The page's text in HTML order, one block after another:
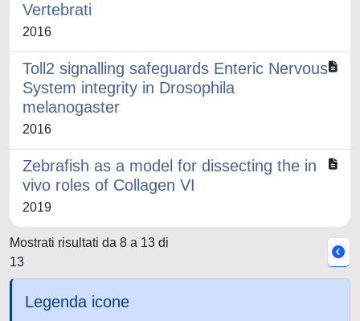
Vertebrati
2016
Toll2 signalling safeguards Enteric Nervous
System integrity in Drosophila
melanogaster
2016
Zebrafish as a model for dissecting the in
vivo roles of Collagen VI
2019
Mostrati risultati da 8 a 13 di
13
Legenda icone